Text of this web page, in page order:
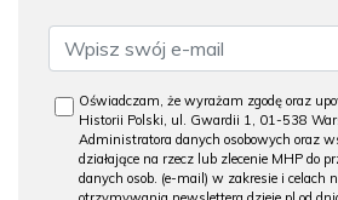
Oświadczam, że wyrażam zgodę oraz
Historii Polski, ul. Gwardii 1, 01-538
Administratora danych osobowych oraz
działające na rzecz lub zlecenie MHP do
danych osob. (e-mail) w zakresie i celach